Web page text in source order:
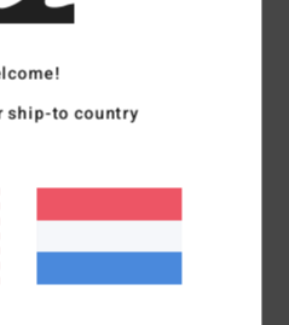
Materiaal
4.5
ship-to country